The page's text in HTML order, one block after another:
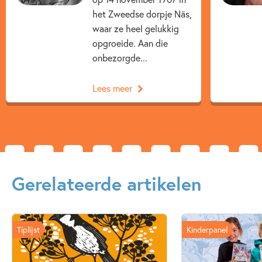
Alex de Wolf
het Zweedse dorpje Näs,
waar ze heel gelukkig
opgroeide. Aan die
onbezorgde...
Lees meer
Gerelateerde artikelen
Tiplijst Kinderpanel